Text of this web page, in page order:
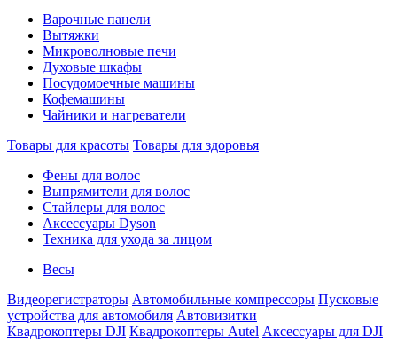
Варочные панели
Вытяжки
Микроволновые печи
Духовые шкафы
Посудомоечные машины
Кофемашины
Чайники и нагреватели
Товары для красоты Товары для здоровья
Фены для волос
Выпрямители для волос
Стайлеры для волос
Аксессуары Dyson
Техника для ухода за лицом
Весы
Видеорегистраторы Автомобильные компрессоры Пусковые
устройства для автомобиля Автовизитки
Квадрокоптеры DJI Квадрокоптеры Autel Аксессуары для DJI